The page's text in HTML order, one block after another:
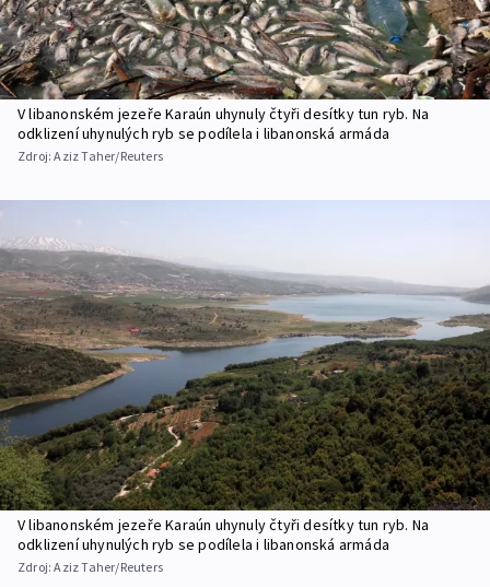
V libanonském jezeře Karaún uhynuly čtyři desítky tun ryb. Na
odklizení uhynulých ryb se podílela i libanonská armáda
Zdroj:Aziz Taher/Reuters
V libanonském jezeře Karaún uhynuly čtyři desítky tun ryb. Na
odklizení uhynulých ryb se podílela i libanonská armáda
Zdroj:Aziz Taher/Reuters